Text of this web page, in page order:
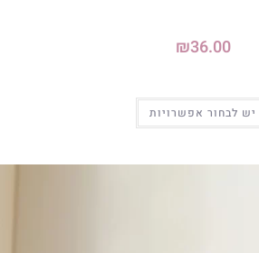
₪36.00
יש לבחור אפשרויות